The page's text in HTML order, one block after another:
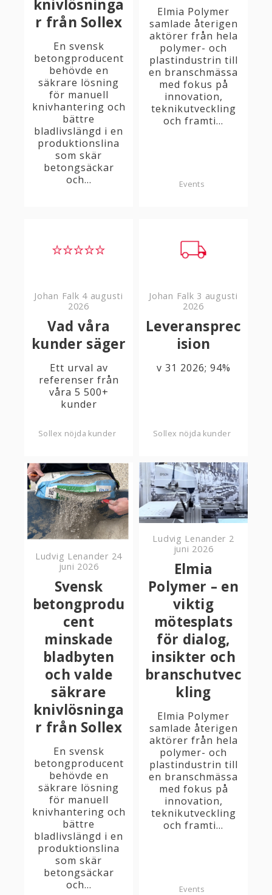
knivlösninga
r från Sollex
En svensk
betongproducent
behövde en
säkrare lösning
för manuell
knivhantering och
bättre
bladlivslängd i en
produktionslina
som skär
betongsäckar
och...
Elmia Polymer
samlade återigen
aktörer från hela
polymer- och
plastindustrin till
en branschmässa
med fokus på
innovation,
teknikutveckling
och framti...
Events
Johan Falk 4 augusti
2026
Vad våra
kunder säger
Ett urval av
referenser från
våra 5 500+
kunder
Sollex nöjda kunder
Johan Falk 3 augusti
2026
Leveransprec
ision
v 31 2026; 94%
Sollex nöjda kunder
Ludvig Lenander 24
juni 2026
Svensk
betongprodu
cent
minskade
bladbyten
och valde
säkrare
knivlösninga
r från Sollex
En svensk
betongproducent
behövde en
säkrare lösning
för manuell
knivhantering och
bättre
bladlivslängd i en
produktionslina
som skär
betongsäckar
och...
Ludvig Lenander 2
juni 2026
Elmia
Polymer – en
viktig
mötesplats
för dialog,
insikter och
branschutvec
kling
Elmia Polymer
samlade återigen
aktörer från hela
polymer- och
plastindustrin till
en branschmässa
med fokus på
innovation,
teknikutveckling
och framti...
Events